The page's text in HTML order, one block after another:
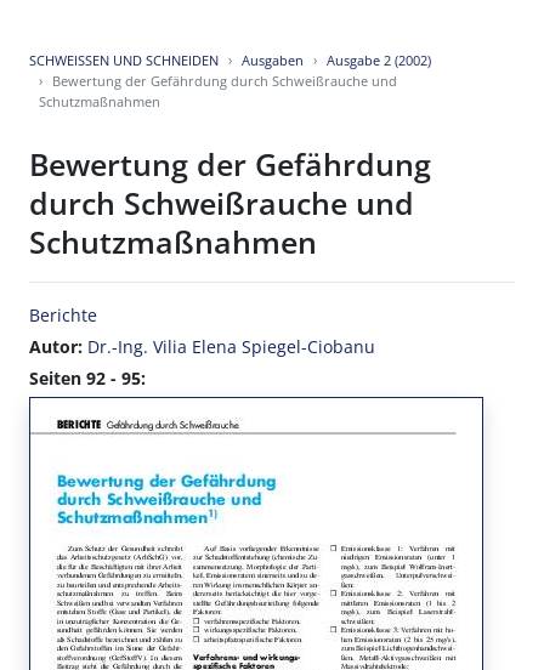
SCHWEISSEN UND SCHNEIDEN Ausgaben
Ausgabe 2 (2002)
Bewertung der Gefährdung durch Schweißrauche und
Schutzmaßnahmen
Bewertung der Gefährdung
durch Schweißrauche und
Schutzmaßnahmen
Berichte
Autor: Dr.-Ing. Vilia Elena Spiegel-Ciobanu
Seiten 92 - 95: